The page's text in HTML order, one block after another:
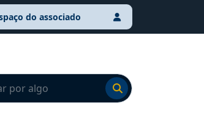
do associado
Ir para o resultado